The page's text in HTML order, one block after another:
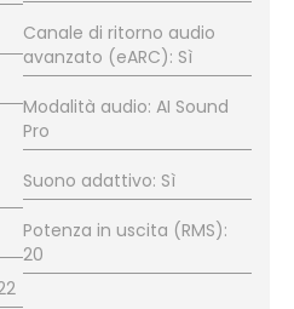
Canale di ritorno audio
avanzato (eARC): Sì
Modalità audio: AI Sound
Pro
Suono adattivo: Sì
Potenza in uscita (RMS):
20